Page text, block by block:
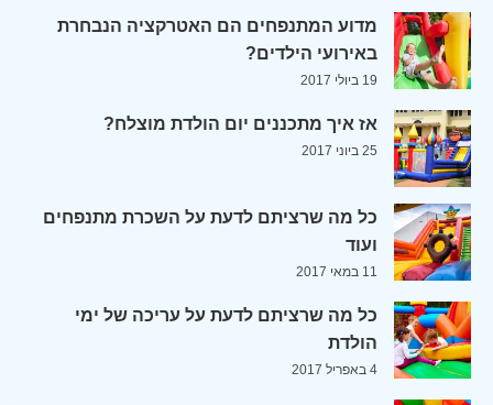
מדוע המתנפחים הם האטרקציה הנבחרת
באירועי הילדים?
19 ביולי 2017
אז איך מתכננים יום הולדת מוצלח?
25 ביוני 2017
כל מה שרציתם לדעת על השכרת מתנפחים
ועוד
11 במאי 2017
כל מה שרציתם לדעת על עריכה של ימי
הולדת
4 באפריל 2017